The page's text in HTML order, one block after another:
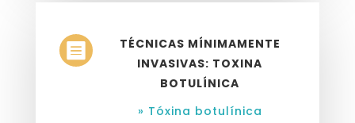

TÉCNICAS MÍNIMAMENTE
INVASIVAS: TOXINA
BOTULÍNICA
» Tóxina botulínica